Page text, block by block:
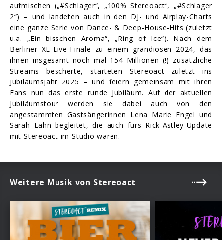
aufmischen („#Schlager“, „100% Stereoact“, „#Schlager
2“) – und landeten auch in den DJ- und Airplay-Charts
eine ganze Serie von Dance- & Deep-House-Hits (zuletzt
u.a. „Ein bisschen Aroma“, „Ring of Ice“). Nach dem
Berliner XL-Live-Finale zu einem grandiosen 2024, das
ihnen insgesamt noch mal 154 Millionen (!) zusätzliche
Streams bescherte, starteten Stereoact zuletzt ins
Jubiläumsjahr 2025 – und feiern gemeinsam mit ihren
Fans nun das erste runde Jubiläum. Auf der aktuellen
Jubiläumstour werden sie dabei auch von den
angestammten Gastsängerinnen Lena Marie Engel und
Sarah Lahn begleitet, die auch fürs Rick-Astley-Update
mit Stereoact im Studio waren.
Weitere Musik von Stereoact